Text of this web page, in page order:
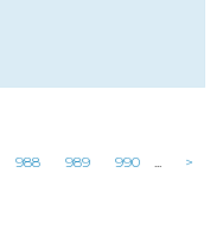
988 989 990 ... >